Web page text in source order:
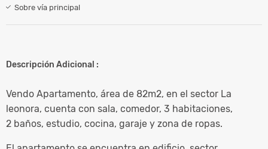
Sobre vía principal
Descripción Adicional :
Vendo Apartamento, área de 82m2, en el sector La
leonora, cuenta con sala, comedor, 3 habitaciones,
2 baños, estudio, cocina, garaje y zona de ropas.